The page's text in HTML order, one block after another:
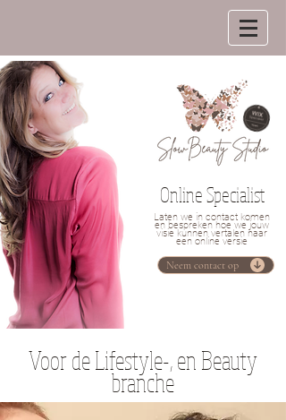
Laten we in contact komen
en bespreken hoe we jouw
visie kunnen vertalen naar
een online versie
Neem contact op
Online Specialist
Voor de Lifestyle-, en Beauty
branche